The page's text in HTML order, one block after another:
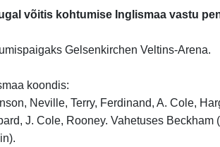
võitis kohtumise Inglismaa vastu
Gelsenkirchen Veltins-Arena.
koondis:
Neville, Terry, Ferdinand, A. Cole,
J. Cole, Rooney. Vahetuses